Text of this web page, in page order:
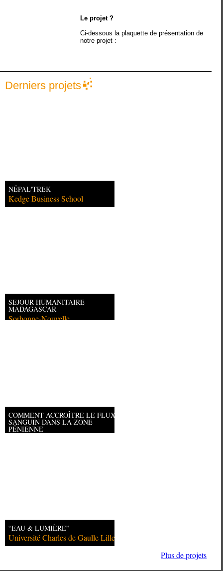
Le projet ?
Ci-dessous la plaquette de présentation de
notre projet :
Derniers projets
NÉPAL'TREK
Kedge Business School
SEJOUR HUMANITAIRE
MADAGASCAR
Sorbonne-Nouvelle
COMMENT ACCROÎTRE LE FLUX
SANGUIN DANS LA ZONE
PÉNIENNE
“EAU & LUMIÈRE”
Université Charles de Gaulle Lille
Plus de projets